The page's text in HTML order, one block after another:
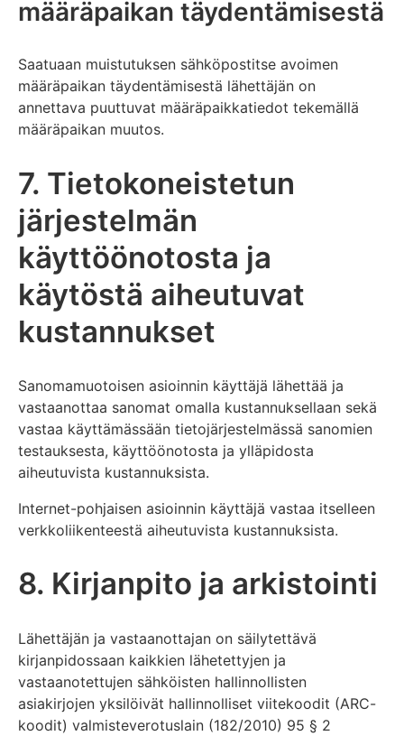
määräpaikan täydentämisestä
Saatuaan muistutuksen sähköpostitse avoimen
määräpaikan täydentämisestä lähettäjän on
annettava puuttuvat määräpaikkatiedot tekemällä
määräpaikan muutos.
7. Tietokoneistetun
järjestelmän
käyttöönotosta ja
käytöstä aiheutuvat
kustannukset
Sanomamuotoisen asioinnin käyttäjä lähettää ja
vastaanottaa sanomat omalla kustannuksellaan sekä
vastaa käyttämässään tietojärjestelmässä sanomien
testauksesta, käyttöönotosta ja ylläpidosta
aiheutuvista kustannuksista.
Internet-pohjaisen asioinnin käyttäjä vastaa itselleen
verkkoliikenteestä aiheutuvista kustannuksista.
8. Kirjanpito ja arkistointi
Lähettäjän ja vastaanottajan on säilytettävä
kirjanpidossaan kaikkien lähetettyjen ja
vastaanotettujen sähköisten hallinnollisten
asiakirjojen yksilöivät hallinnolliset viitekoodit (ARC-
koodit) valmisteverotuslain (182/2010) 95 § 2